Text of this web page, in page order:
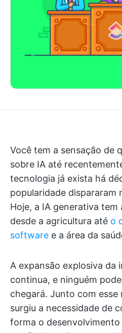
Você tem a sensação de
sobre IA até
tecnologia já exista há
popularidade dispararam
Hoje, a IA generativa tem
desde a agricultura até o
software e a área da
A expansão explosiva da
continua, e ninguém
chegará. Junto com
surgiu a necessidade de
forma o